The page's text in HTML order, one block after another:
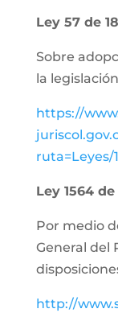
Ley 57 de
Sobre
la
https://
ruta=Leyes/
Ley 1564 de
Por medio
General del
http://